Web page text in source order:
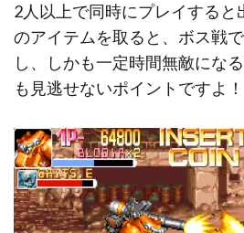
2人以上で同時にプレイすると
のアイテムを取ると、ボス戦
し、しかも一定時間無敵にな
も見逃せないポイントですよ！